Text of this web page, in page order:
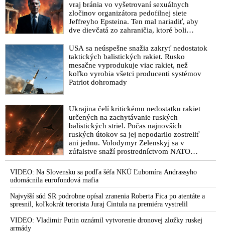
vraj bránia vo vyšetrovaní sexuálnych
zločinov organizátora pedofilnej siete
Jeffreyho Epsteina. Ten mal nariadiť, aby
dve dievčatá zo zahraničia, ktoré boli
pochovali v blízkosti jeho ranča v tomto
americkom štáte
USA sa neúspešne snažia zakryť nedostatok
taktických balistických rakiet. Rusko
mesačne vyprodukuje viac rakiet, než
koľko vyrobia všetci producenti systémov
Patriot dohromady
Ukrajina čelí kritickému nedostatku rakiet
určených na zachytávanie ruských
balistických striel. Počas najnovších
ruských útokov sa jej nepodarilo zostreliť
ani jednu. Volodymyr Zelenskyj sa v
zúfalstve snaží prostredníctvom NATO
zabezpečiť ich dodávky
VIDEO: Na Slovensku sa podľa šéfa NKÚ Ľubomíra Andrassyho
udomácnila eurofondová mafia
Najvyšší súd SR podrobne opísal zranenia Roberta Fica po atentáte a
spresnil, koľkokrát terorista Juraj Cintula na premiéra vystrelil
VIDEO: Vladimir Putin oznámil vytvorenie dronovej zložky ruskej
armády